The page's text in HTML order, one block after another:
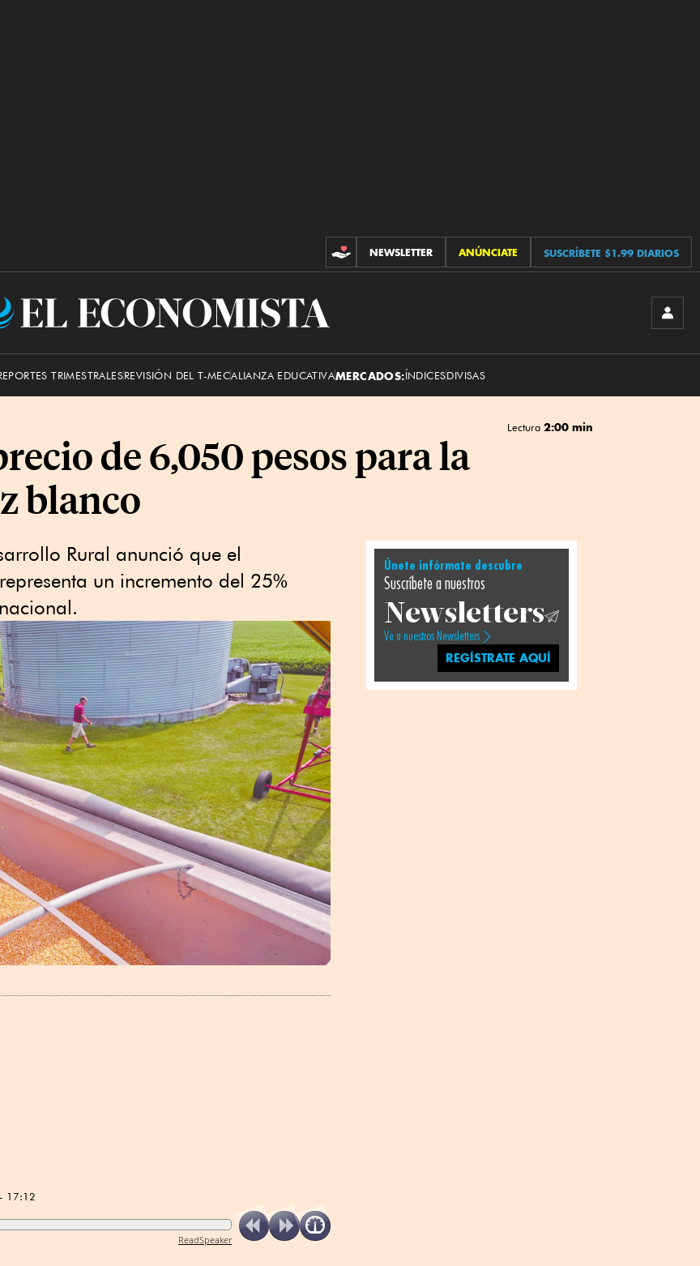
CONTRIBUCIONES
NEWSLETTER ANÚNCIATE SUSCRÍBETE $1.99 DIARIOS
El
TRIMESTRALESREVISIÓN DEL T-MECALIANZA EDUCATIVAMERCADOS:ÍNDICESDIVISAS
Lectura 2:00 min
de 6,050 pesos para la
blanco
Rural anunció que el
un incremento del 25%
17:12
ReadSpeaker
Únete infórmate descubre
Suscríbete a nuestros
Newsletters
Ve a nuestros Newsletters
REGÍSTRATE AQUÍ